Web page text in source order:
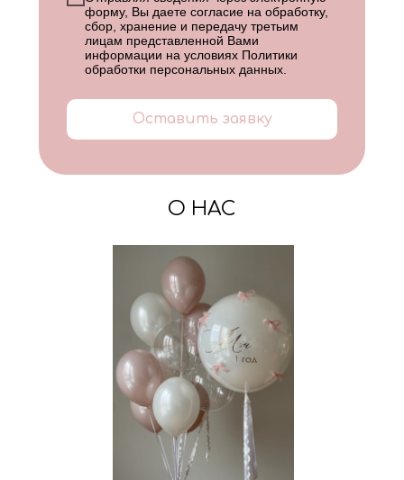
форму, Вы даете согласие на обработку,
сбор, хранение и передачу третьим
лицам представленной Вами
информации на условиях Политики
обработки персональных данных
Оставить заявку
О НАС